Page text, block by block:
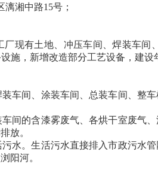
湘中路15号；
厂现有土地、冲压车间、焊装车
施，新增改造部分工艺设备，建
车间、涂装车间、总装车间、整
间的含漆雾废气、各烘干室废气
放。
水。生活污水直接排入市政污水
阳河。